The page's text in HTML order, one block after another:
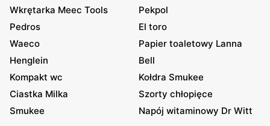
Wkrętarka Meec Tools
Pekpol
Pedros
El toro
Waeco
Papier toaletowy Lanna
Henglein
Bell
Kompakt wc
Kołdra Smukee
Ciastka Milka
Szorty chłopięce
Smukee
Napój witaminowy Dr Witt